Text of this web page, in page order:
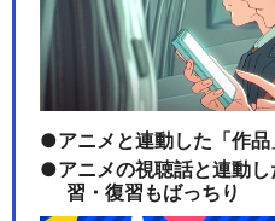
アニメと連動した「作
アニメの視聴話と連動
習・復習もばっちり